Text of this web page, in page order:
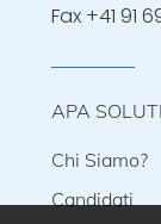
Fax +41 91
APA
Chi Siamo?
Candidati